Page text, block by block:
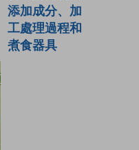
添加成分、加
工處理過程和
煮食器具